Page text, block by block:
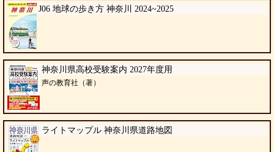
J06 地球の歩き方 神奈川 2024~2025
神奈川県高校受験案内 2027年度用
声の教育社（著）
ライトマップル 神奈川県道路地図